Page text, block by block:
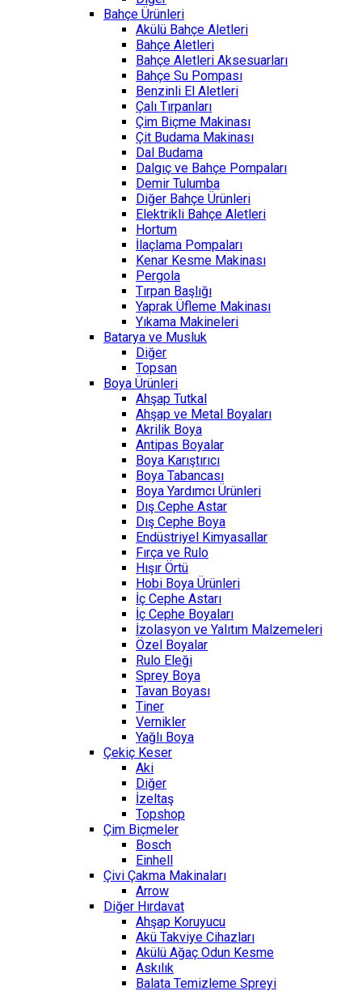
Bahçe Ürünleri
Akülü Bahçe Aletleri
Bahçe Aletleri
Bahçe Aletleri Aksesuarları
Bahçe Su Pompası
Benzinli El Aletleri
Çalı Tırpanları
Çim Biçme Makinası
Çit Budama Makinası
Dal Budama
Dalgıç ve Bahçe Pompaları
Demir Tulumba
Diğer Bahçe Ürünleri
Elektrikli Bahçe Aletleri
Hortum
İlaçlama Pompaları
Kenar Kesme Makinası
Pergola
Tırpan Başlığı
Yaprak Üfleme Makinası
Yıkama Makineleri
Batarya ve Musluk
Diğer
Topsan
Boya Ürünleri
Ahşap Tutkal
Ahşap ve Metal Boyaları
Akrilik Boya
Antipas Boyalar
Boya Karıştırıcı
Boya Tabancası
Boya Yardımcı Ürünleri
Dış Cephe Astar
Dış Cephe Boya
Endüstriyel Kimyasallar
Fırça ve Rulo
Hışır Örtü
Hobi Boya Ürünleri
İç Cephe Astarı
İç Cephe Boyaları
İzolasyon ve Yalıtım Malzemeleri
Özel Boyalar
Rulo Eleği
Sprey Boya
Tavan Boyası
Tiner
Vernikler
Yağlı Boya
Çekiç Keser
Aki
Diğer
İzeltaş
Topshop
Çim Biçmeler
Bosch
Einhell
Çivi Çakma Makinaları
Arrow
Diğer Hırdavat
Ahşap Koruyucu
Akü Takviye Cihazları
Akülü Ağaç Odun Kesme
Askılık
Balata Temizleme Spreyi